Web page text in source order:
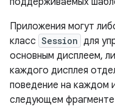
Приложения могут
класс Session для
основным дисплеем,
каждого дисплея
поведение на каждом
следующем